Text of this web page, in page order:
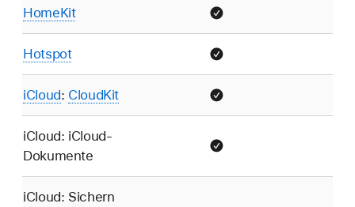
HomeKit
Hotspot
iCloud: CloudKit
iCloud: iCloud-
Dokumente
iCloud: Sichern